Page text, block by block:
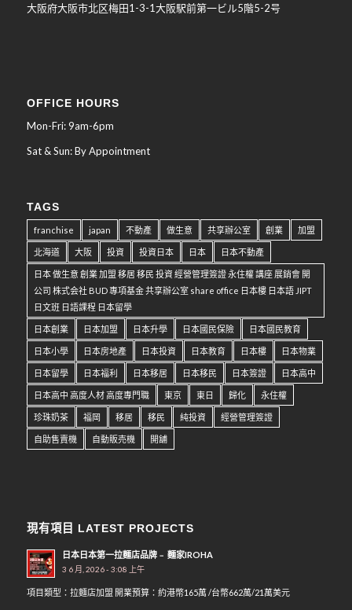
大阪府大阪市北区梅田1-3-1大阪駅前第一ビル5階5-2号
OFFICE HOURS
Mon-Fri: 9am-6pm
Sat & Sun: By Appointment
TAGS
franchise japan 不動產 做生意 共享辦公室 創業 加盟
北海道 大阪 投資 投資日本 日本 日本不動產
日本 做生意 創業 加盟 移居 移民 投資 經營管理簽證 永住權 講座 展銷會 開
公司 株式会社 BUD 專項基金 共享辦公室 share office 日本樓 日本語 JIPT
日文班 日語課程 日本留學
日本創業 日本加盟 日本升學 日本國民保險 日本國民教育
日本小學 日本房地產 日本投資 日本教育 日本樓 日本物業
日本留學 日本福利 日本移居 日本移民 日本簽證 日本高中
日本高中 高度人材 高度專門職 東京 東日 歸化 永住權
珍珠奶茶 福岡 移居 移民 純投資 經營管理簽證
自助售賣機 自動販売機 開舖
現有項目 LATEST PROJECTS
日本日本第一拉麵店品牌﹣ 麵家IROHA
3 6 月, 2026 - 3:08 上午
項目類型：拉麵店加盟 開業預算：約港幣165萬 /台幣662萬/21萬美元